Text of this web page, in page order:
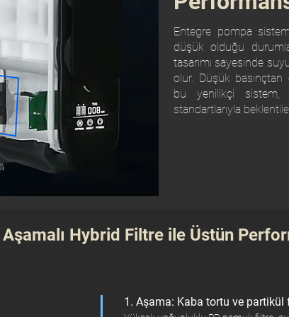
Entegre pompa
düşük olduğu
tasarımı sayesinde
olur. Düşük
bu yenilikçi sistem,
standartlarıyla
Hybrid Filtre ile Üstün
1. Aşama: Kaba tortu ve partikül